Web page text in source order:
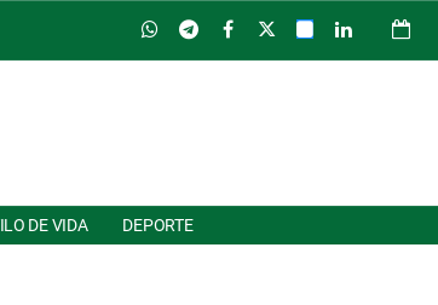
DE VIDA DEPORTE